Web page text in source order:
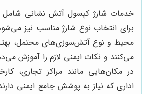
خدمات شارژ کپسول آتش نشانی شامل
برای انتخاب نوع شارژ مناسب نیز
محیط و نوع آتش‌سوزی‌های محتمل،
می‌کنند و نکات ایمنی لازم را آموزش
در مکان‌هایی مانند مراکز تجاری،
اداری که نیاز به پوشش جامع ایمنی